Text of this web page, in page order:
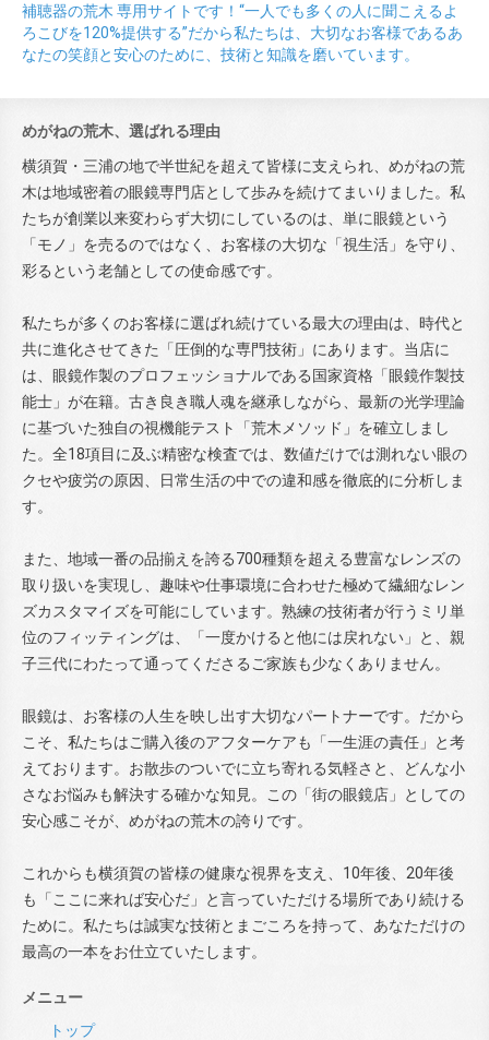
補聴器の荒木 専用サイトです！“一人でも多くの人に聞こえるよ
ろこびを120%提供する”だから私たちは、大切なお客様であるあ
なたの笑顔と安心のために、技術と知識を磨いています。
めがねの荒木、選ばれる理由
横須賀・三浦の地で半世紀を超えて皆様に支えられ、めがねの荒
木は地域密着の眼鏡専門店として歩みを続けてまいりました。私
たちが創業以来変わらず大切にしているのは、単に眼鏡という
「モノ」を売るのではなく、お客様の大切な「視生活」を守り、
彩るという老舗としての使命感です。
私たちが多くのお客様に選ばれ続けている最大の理由は、時代と
共に進化させてきた「圧倒的な専門技術」にあります。当店に
は、眼鏡作製のプロフェッショナルである国家資格「眼鏡作製技
能士」が在籍。古き良き職人魂を継承しながら、最新の光学理論
に基づいた独自の視機能テスト「荒木メソッド」を確立しまし
た。全18項目に及ぶ精密な検査では、数値だけでは測れない眼の
クセや疲労の原因、日常生活の中での違和感を徹底的に分析しま
す。
また、地域一番の品揃えを誇る700種類を超える豊富なレンズの
取り扱いを実現し、趣味や仕事環境に合わせた極めて繊細なレン
ズカスタマイズを可能にしています。熟練の技術者が行うミリ単
位のフィッティングは、「一度かけると他には戻れない」と、親
子三代にわたって通ってくださるご家族も少なくありません。
眼鏡は、お客様の人生を映し出す大切なパートナーです。だから
こそ、私たちはご購入後のアフターケアも「一生涯の責任」と考
えております。お散歩のついでに立ち寄れる気軽さと、どんな小
さなお悩みも解決する確かな知見。この「街の眼鏡店」としての
安心感こそが、めがねの荒木の誇りです。
これからも横須賀の皆様の健康な視界を支え、10年後、20年後
も「ここに来れば安心だ」と言っていただける場所であり続ける
ために。私たちは誠実な技術とまごころを持って、あなただけの
最高の一本をお仕立ていたします。
メニュー
トップ